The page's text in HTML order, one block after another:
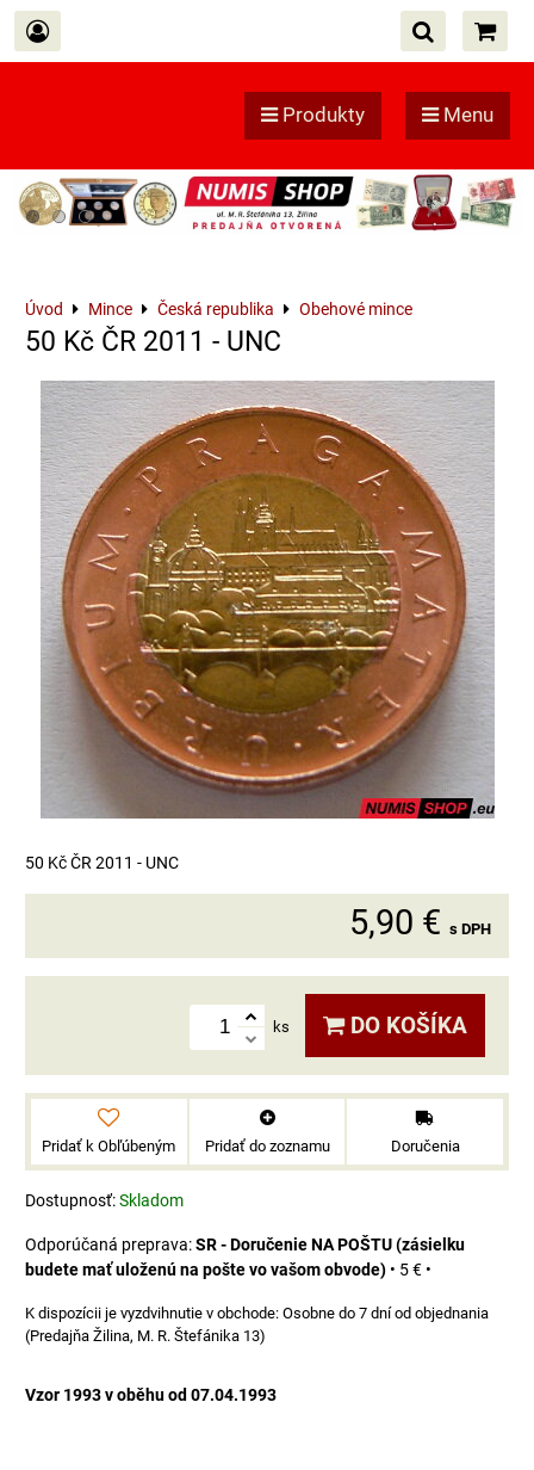
Produkty Menu
Úvod Mince Česká republika Obehové mince
50 Kč ČR 2011 - UNC
50 Kč ČR 2011 - UNC
5,90 € s DPH
ks DO KOŠÍKA
Pridať k Obľúbeným Pridať do zoznamu Doručenia
Dostupnosť:Skladom
SR - Doručenie NA POŠTU (zásielku
budete mať uloženú na pošte vo vašom obvode) • 5 € •
Osobne do 7 dní od objednania
(Predajňa Žilina, M. R. Štefánika 13)
Vzor 1993 v oběhu od 07.04.1993